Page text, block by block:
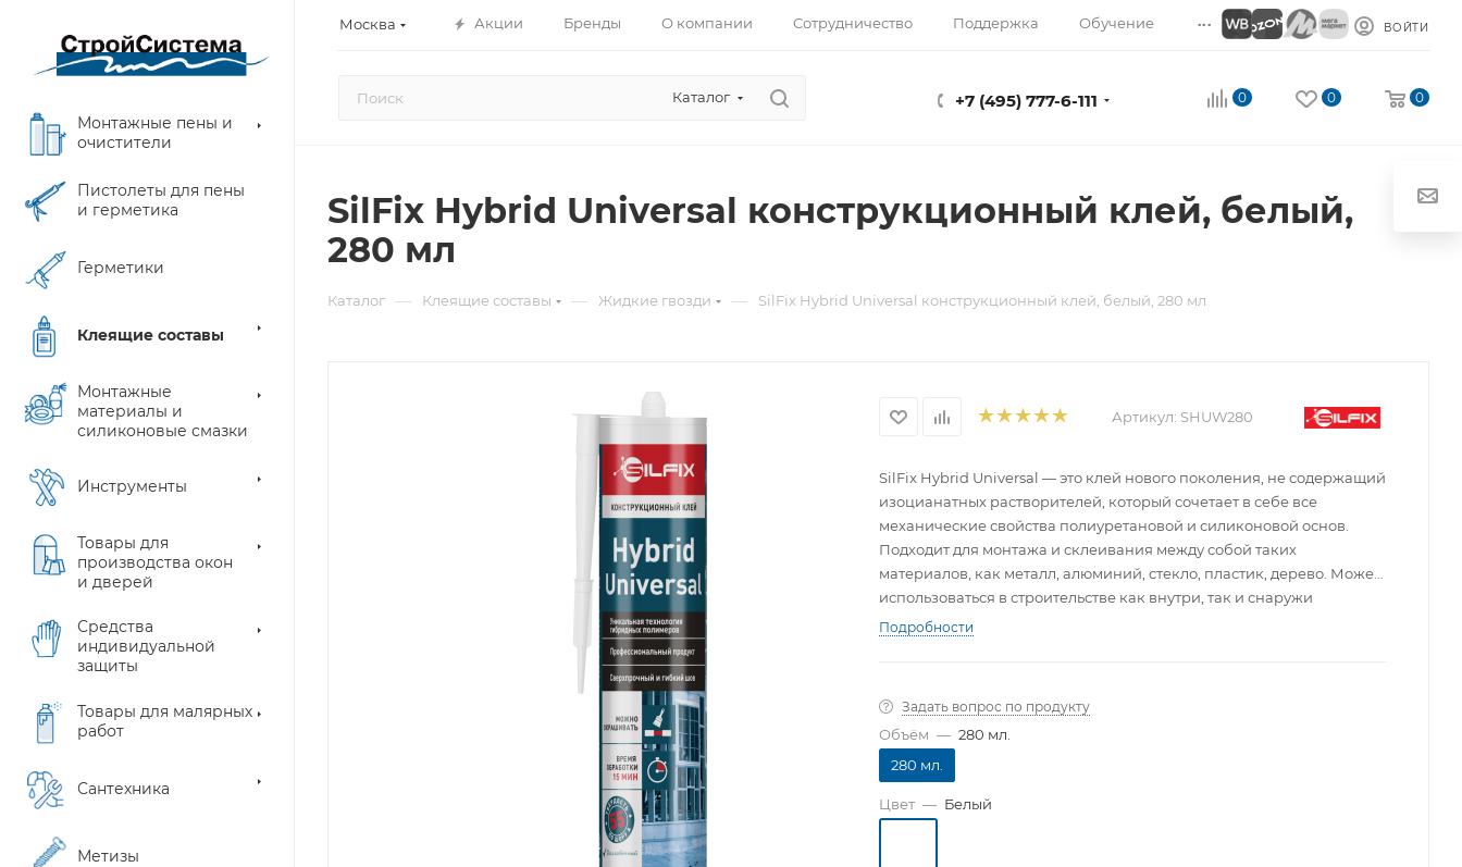
Москва Акции Бренды О компании Сотрудничество Поддержка Обучение ... ВОЙТИ
Каталог +7 (495) 777-6-111 0 0 0
Монтажные пены и
очистители
Пистолеты для пены
и герметика
Герметики
Клеящие составы
Монтажные
материалы и
силиконовые смазки
Инструменты
Товары для
производства окон
и дверей
Средства
индивидуальной
защиты
Товары для малярных
работ
Сантехника
Метизы
SilFix Hybrid Universal конструкционный клей, белый,
280 мл
Каталог — Клеящие составы — Жидкие гвозди — SilFix Hybrid Universal конструкционный клей, белый, 280 мл
Артикул: SHUW280
SilFix Hybrid Universal — это клей нового поколения, не содержащий
изоцианатных растворителей, который сочетает в себе все
механические свойства полиуретановой и силиконовой основ.
Подходит для монтажа и склеивания между собой таких
материалов, как металл, алюминий, стекло, пластик, дерево. Может
использоваться в строительстве как внутри, так и снаружи
помещений в качестве эластичного клея.
Подробности
Задать вопрос по продукту
Объём — 280 мл.
280 мл.
Цвет — Белый